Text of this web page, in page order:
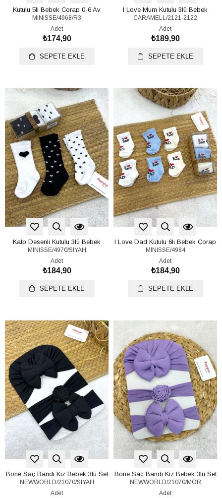
Kutulu 5li Bebek Çorap 0-6 Ay
MINISSE/4968/R3
Adet
₺174,90
SEPETE EKLE
I Love Mum Kutulu 3lü Bebek
Çorap 0-6 Ay
CARAMELL/2121-2122
Adet
₺189,90
SEPETE EKLE
Kalp Desenli Kutulu 3lü Bebek
Çorap 0-6 Ay
MINISSE/4970/SIYAH
Adet
₺184,90
SEPETE EKLE
I Love Dad Kutulu 6lı Bebek Çorap
0-6 Ay
MINISSE/4984
Adet
₺184,90
SEPETE EKLE
Bone Saç Bandı Kız Bebek 3lü Set
NEWWORLD/21070/SIYAH
Adet
Bone Saç Bandı Kız Bebek 3lü Set
NEWWORLD/21070/MOR
Adet